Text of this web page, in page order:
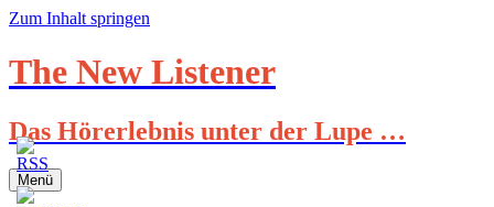
Zum Inhalt springen
The New Listener
Das Hörerlebnis unter der Lupe …
Menü